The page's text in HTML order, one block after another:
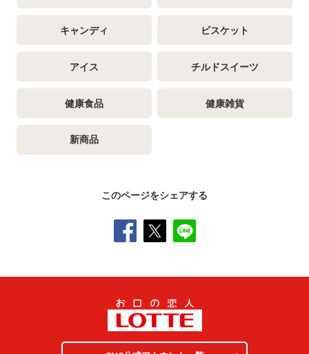
キャンディ ビスケット
アイス チルドスイーツ
健康食品 健康雑貨
新商品
このページをシェアする